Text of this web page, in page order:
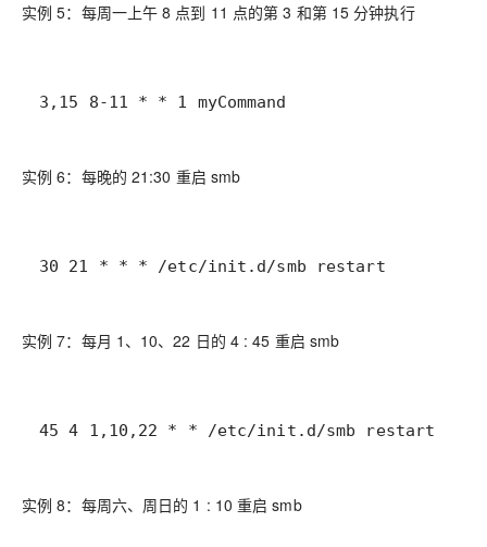
实例 5：每周一上午 8 点到 11 点的第 3 和第 15 分钟执行
3,15 8-11 * * 1 myCommand
实例 6：每晚的 21:30 重启 smb
30 21 * * * /etc/init.d/smb restart
实例 7：每月 1、10、22 日的 4 : 45 重启 smb
45 4 1,10,22 * * /etc/init.d/smb restart
实例 8：每周六、周日的 1 : 10 重启 smb